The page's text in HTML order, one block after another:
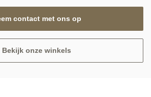
contact met ons op
Bekijk onze winkels